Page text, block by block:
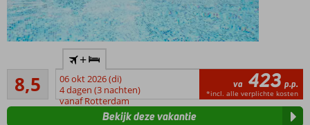
jachthaven
Strand
op ca.
8,5
Aanrader
24
beoordelingen
+
06 okt 2026 (di)
4 dagen (3 nachten)
vanaf Rotterdam
va 423 p.p.
*incl. alle verplichte kosten
Bekijk deze vakantie